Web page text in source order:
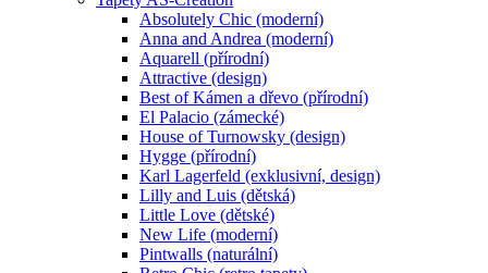
Absolutely Chic (moderní)
Anna and Andrea (moderní)
Aquarell (přírodní)
Attractive (design)
Best of Kámen a dřevo (přírodní)
El Palacio (zámecké)
House of Turnowsky (design)
Hygge (přírodní)
Karl Lagerfeld (exklusivní, design)
Lilly and Luis (dětská)
Little Love (dětské)
New Life (moderní)
Pintwalls (naturální)